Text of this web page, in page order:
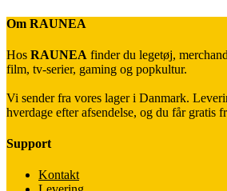
Om RAUNEA
Hos RAUNEA finder du legetøj,
film, tv-serier, gaming og popkultur.
Vi sender fra vores lager i Danmark.
hverdage efter afsendelse, og du får gratis
Support
Kontakt